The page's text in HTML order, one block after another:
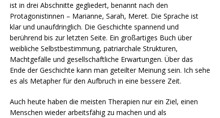
ist in drei Abschnitte gegliedert, benannt nach den
Protagonistinnen – Marianne, Sarah, Meret. Die Sprache ist
klar und unaufdringlich. Die Geschichte spannend und
berührend bis zur letzten Seite. Ein großartiges Buch über
weibliche Selbstbestimmung, patriarchale Strukturen,
Machtgefälle und gesellschaftliche Erwartungen. Über das
Ende der Geschichte kann man geteilter Meinung sein. Ich sehe
es als Metapher für den Aufbruch in eine bessere Zeit.
Auch heute haben die meisten Therapien nur ein Ziel, einen
Menschen wieder arbeitsfähig zu machen und als